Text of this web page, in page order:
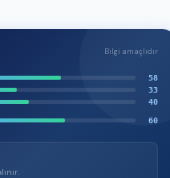
Premium üyelere
günlük üretilen detaylı
tamamen reklamsız.
giriş yap →
Bilgi amaçlıdır
58
33
40
60